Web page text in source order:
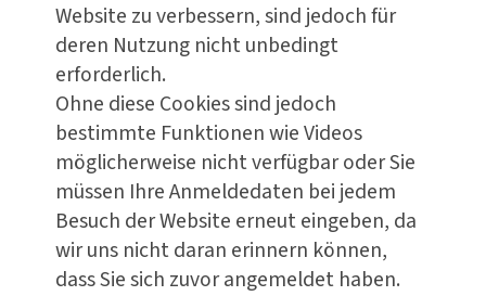
Website zu verbessern, sind jedoch für
deren Nutzung nicht unbedingt
erforderlich.
Ohne diese Cookies sind jedoch
bestimmte Funktionen wie Videos
möglicherweise nicht verfügbar oder Sie
müssen Ihre Anmeldedaten bei jedem
Besuch der Website erneut eingeben, da
wir uns nicht daran erinnern können,
dass Sie sich zuvor angemeldet haben.